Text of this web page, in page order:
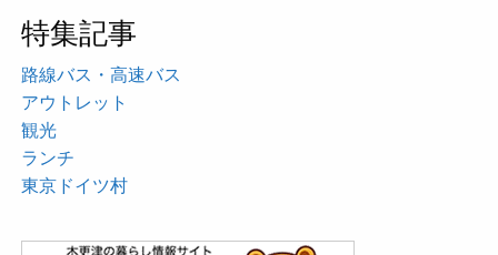
特集記事
路線バス・高速バス
アウトレット
観光
ランチ
東京ドイツ村